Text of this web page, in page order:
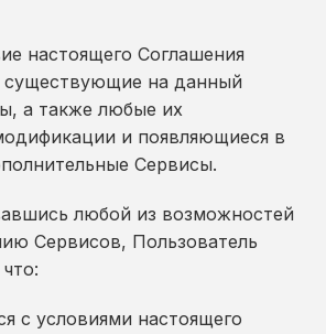
настоящего Соглашения
на данный
а также любые их
и появляющиеся в
Сервисы.
любой из возможностей
Сервисов, Пользователь
с условиями настоящего